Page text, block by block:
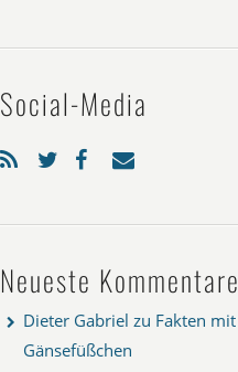
Social-Media
Neueste Kommentare
Dieter Gabriel zu Fakten mit
Gänsefüßchen